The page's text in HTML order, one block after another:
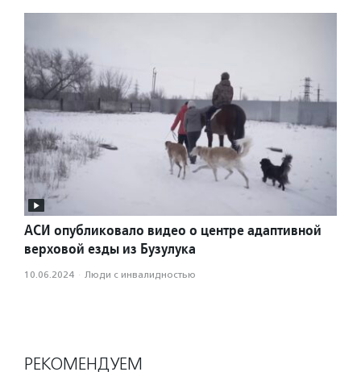
АСИ опубликовало видео о центре адаптивной
верховой езды из Бузулука
10.06.2024 · Люди с инвалидностью
РЕКОМЕНДУЕМ